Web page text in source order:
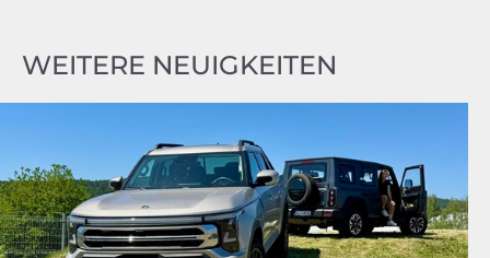
WEITERE NEUIGKEITEN